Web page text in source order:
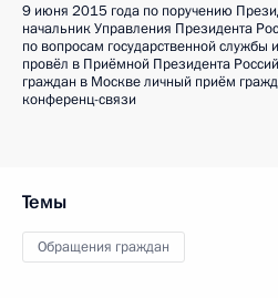
9 июня 2015 года по поручению
начальник Управления Президента
по вопросам государственной службы
провёл в Приёмной Президента
граждан в Москве личный приём
конференц-связи
Темы
Обращения граждан